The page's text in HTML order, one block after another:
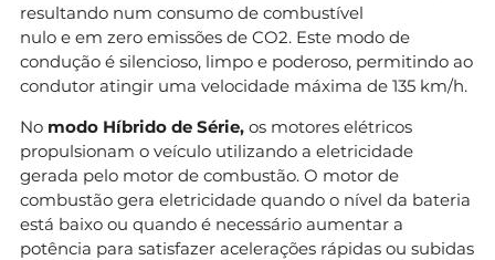
resultando num consumo de combustível
nulo e em zero emissões de CO2. Este modo de
condução é silencioso, limpo e poderoso, permitindo ao
condutor atingir uma velocidade máxima de 135 km/h.
No modo Híbrido de Série, os motores elétricos
propulsionam o veículo utilizando a eletricidade
gerada pelo motor de combustão. O motor de
combustão gera eletricidade quando o nível da bateria
está baixo ou quando é necessário aumentar a
potência para satisfazer acelerações rápidas ou subidas